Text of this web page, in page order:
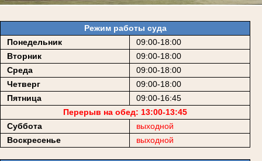
Режим работы суда
Понедельник
09:00-18:00
Вторник
09:00-18:00
Среда
09:00-18:00
Четверг
09:00-18:00
Пятница
09:00-16:45
Перерыв на обед: 13:00-13:45
Суббота
выходной
Воскресенье
выходной